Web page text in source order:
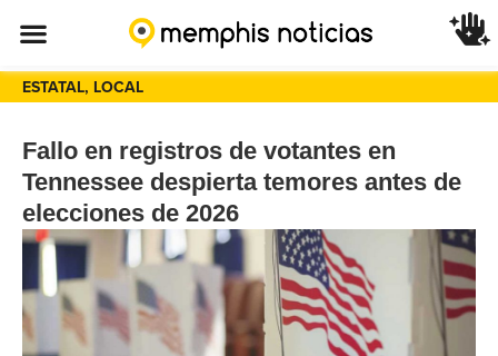
ESTATAL, LOCAL
Fallo en registros de votantes en
Tennessee despierta temores antes de
elecciones de 2026